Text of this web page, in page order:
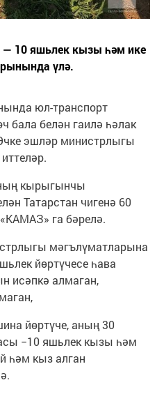
10 яшьлек кызы һәм ике
үлә.
юл-транспорт
бала белән гаилә һәлак
эшләр министрлыгы
кырыгынчы
Татарстан чигенә 60
га бәрелә.
мәгълүматларына
йөртүчесе һава
исәпкә алмаган,
йөртүче, аның 30
−10 яшьлек кызы һәм
һәм кыз алган